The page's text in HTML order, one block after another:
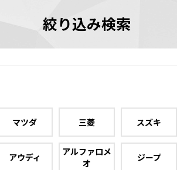
絞り込み検索
マツダ 三菱 スズキ
アウディ
アルファロメ
オ
ジープ